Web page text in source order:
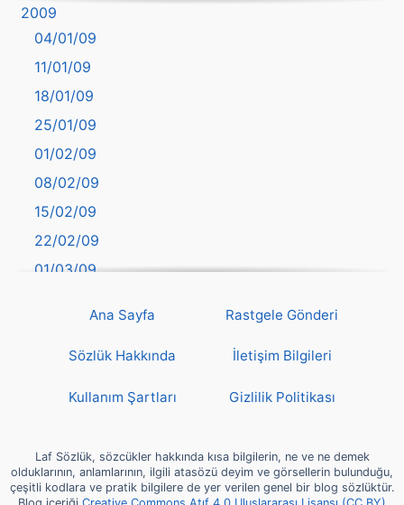
Balıkesir
Bartın
başkentler
Batman
Bayburt
Bilecik
Bingöl
Bitlis
Bolu
Burdur
Çankırı
Çorum
deyim
Diyarbakır
2009
04/01/09
11/01/09
18/01/09
25/01/09
01/02/09
08/02/09
15/02/09
22/02/09
01/03/09
22/03/09
19/04/09
26/04/09
Ana Sayfa Rastgele Gönderi
Sözlük Hakkında İletişim Bilgileri
Kullanım Şartları Gizlilik Politikası
Laf Sözlük, sözcükler hakkında kısa bilgilerin, ne ve ne demek
olduklarının, anlamlarının, ilgili atasözü deyim ve görsellerin bulunduğu,
çeşitli kodlara ve pratik bilgilere de yer verilen genel bir blog sözlüktür.